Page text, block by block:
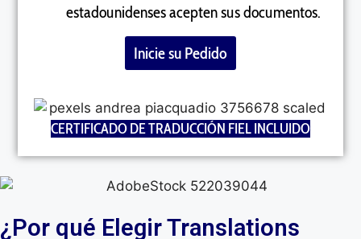
estadounidenses acepten sus documentos.
Inicie su Pedido
CERTIFICADO DE TRADUCCIÓN FIEL INCLUIDO
¿Por qué Elegir Translations